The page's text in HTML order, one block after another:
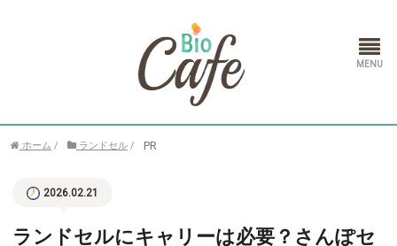
ホーム / ランドセル / PR
2026.02.21
ランドセルにキャリーは必要？さんぽセ